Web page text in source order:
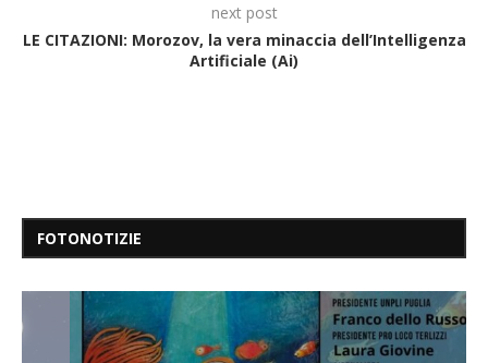
next post
LE CITAZIONI: Morozov, la vera minaccia dell’Intelligenza
Artificiale (Ai)
FOTONOTIZIE